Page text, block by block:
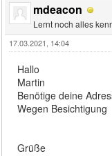
mdeacon
Lernt noch alles
17.03.2021, 14:04
Hallo
Martin
Benötige deine
Wegen Besichtigung
Grüße